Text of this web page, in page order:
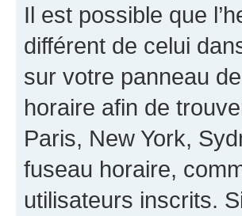
Il est possible que
différent de celui
sur votre panneau
horaire afin de
Paris, New York,
fuseau horaire,
utilisateurs inscrits.